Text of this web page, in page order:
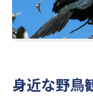
身近な野鳥